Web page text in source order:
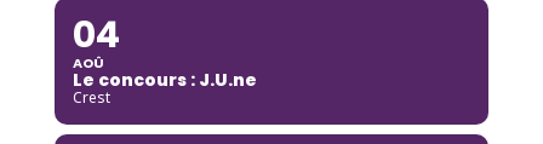
04
AOÛ
Le concours : J.U.ne
Crest